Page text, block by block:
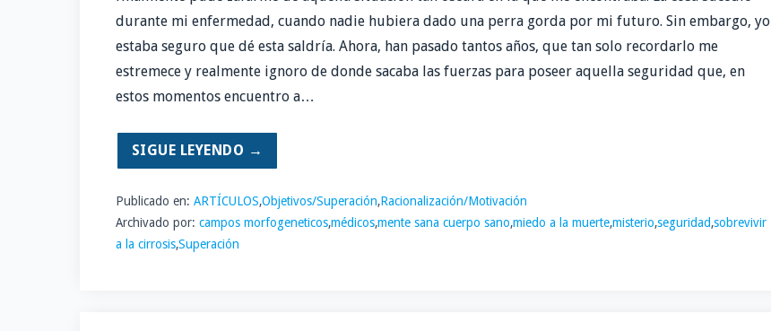
durante mi enfermedad, cuando nadie hubiera dado una perra gorda por mi futuro. Sin embargo, yo
estaba seguro que dé esta saldría. Ahora, han pasado tantos años, que tan solo recordarlo me
estremece y realmente ignoro de donde sacaba las fuerzas para poseer aquella seguridad que, en
estos momentos encuentro a…
SIGUE LEYENDO →
Publicado en: ARTÍCULOS,Objetivos/Superación,Racionalización/Motivación
Archivado por: campos morfogeneticos,médicos,mente sana cuerpo sano,miedo a la muerte,misterio,seguridad,sobrevivir
a la cirrosis,Superación